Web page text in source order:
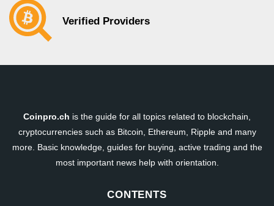
Verified Providers
Coinpro.ch is the guide for all topics related to blockchain,
cryptocurrencies such as Bitcoin, Ethereum, Ripple and many
more. Basic knowledge, guides for buying, active trading and the
most important news help with orientation.
CONTENTS